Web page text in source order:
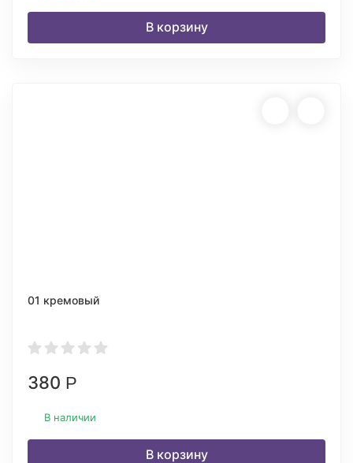
В корзину
01 кремовый
380 Р
В наличии
В корзину